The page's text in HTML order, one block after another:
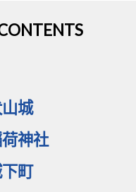
城
神社
町